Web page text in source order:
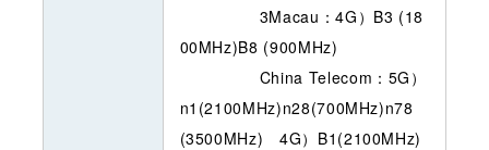
3Macau：4G）B3 (18
00MHz)B8 (900MHz)
China Telecom：5G）
n1(2100MHz)n28(700MHz)n78
(3500MHz) 4G）B1(2100MHz)